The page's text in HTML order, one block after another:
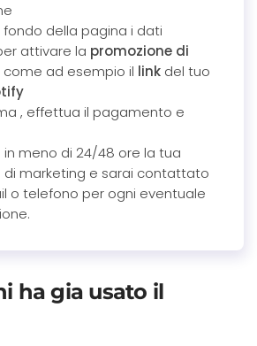
fondo della pagina i dati
attivare la promozione di
come ad esempio il link del tuo
, effettua il pagamento e
meno di 24/48 ore la tua
marketing e sarai contattato
o telefono per ogni eventuale
ha gia usato il